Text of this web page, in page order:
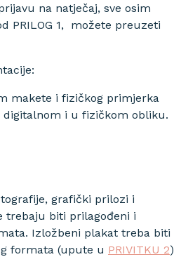
na natječaj, sve osim
PRILOG 1, možete preuzeti
makete i fizičkog primjerka
digitalnom i u fizičkom obliku.
grafički prilozi i
trebaju biti prilagođeni i
Izložbeni plakat treba biti
formata (upute u PRIVITKU 2)